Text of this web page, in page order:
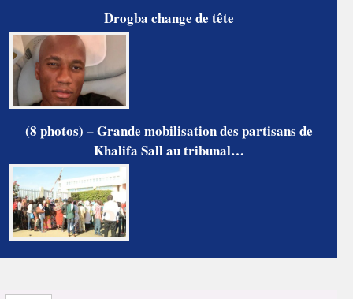
Drogba change de tête
(8 photos) – Grande mobilisation des partisans de
Khalifa Sall au tribunal…